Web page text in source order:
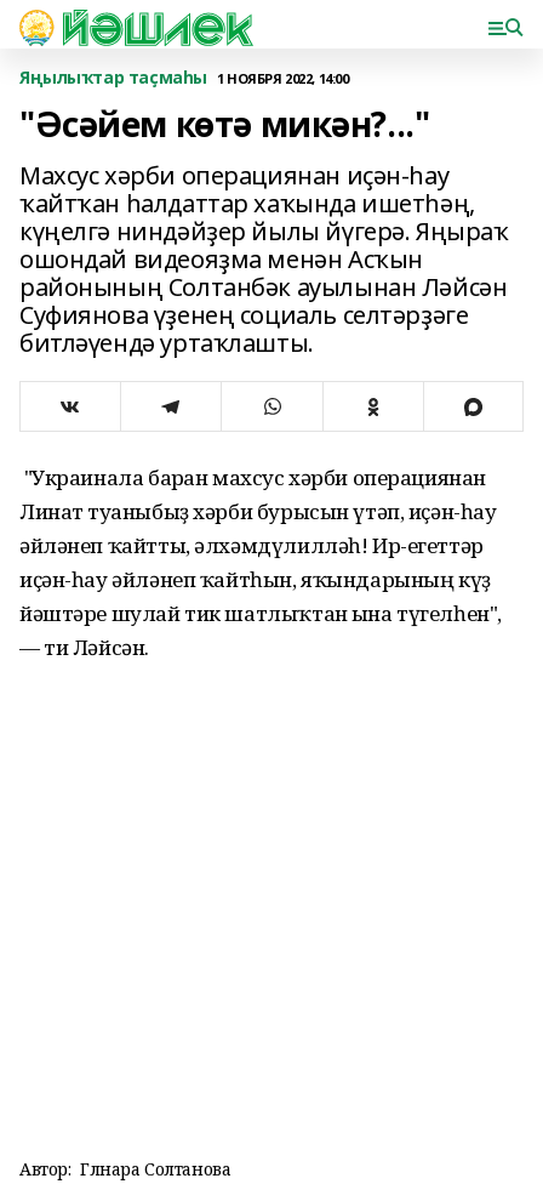
Яңылыҡтар таҫмаһы 1 НОЯБРЯ 2022, 14:00
"Әсәйем көтә микән?..."
Махсус хәрби операциянан иҫән-һау
ҡайтҡан һалдаттар хаҡында ишетһәң,
күңелгә ниндәйҙер йылы йүгерә. Яңыраҡ
ошондай видеояҙма менән Асҡын
районының Солтанбәк ауылынан Ләйсән
Суфиянова үҙенең социаль селтәрҙәге
битләүендә уртаҡлашты.
"Украинала барған махсус хәрби операциянан
Линат туғаныбыҙ хәрби бурысын үтәп, иҫән-һау
әйләнеп ҡайтты, әлхәмдүлилләһ! Ир-егеттәр
иҫән-һау әйләнеп ҡайтһын, яҡындарының күҙ
йәштәре шулай тик шатлыҡтан ғына түгелһен",
— ти Ләйсән.
Автор: Гөлнара Солтанова